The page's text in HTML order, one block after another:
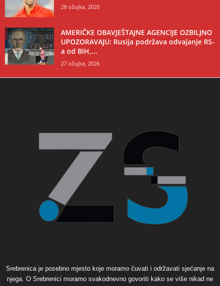
28 ožujka, 2026
AMERIČKE OBAVJEŠTAJNE AGENCIJE OZBILJNO
UPOZORAVAJU: Rusija podržava odvajanje RS-
a od BiH,...
27 ožujka, 2026
Srebrenica je posebno mjesto koje moramo čuvati i održavati sjećanje na
njega. O Srebrenici moramo svakodnevno govoriti kako se više nikad ne